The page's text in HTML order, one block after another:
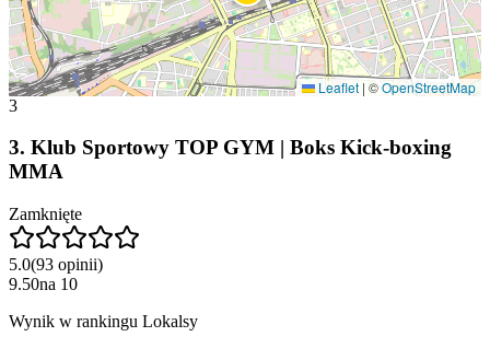
Leaflet | ©OpenStreetMap
3
3. Klub Sportowy TOP GYM | Boks Kick-boxing
MMA
Zamknięte
5.0(93 opinii)
9.50na 10
Wynik w rankingu Lokalsy